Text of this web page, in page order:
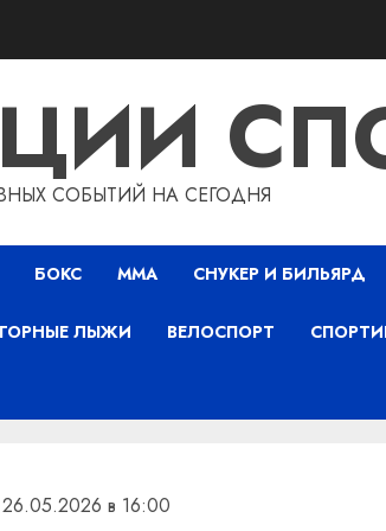
СОБЫТИЙ НА СЕГОДНЯ
БОКС ММА СНУКЕР И БИЛЬЯРД
ГОРНЫЕ ЛЫЖИ ВЕЛОСПОРТ
в 16:00